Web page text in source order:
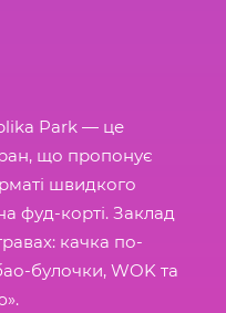
Park — це
що пропонує
швидкого
фуд-корті. Заклад
качка по-
булочки, WOK та